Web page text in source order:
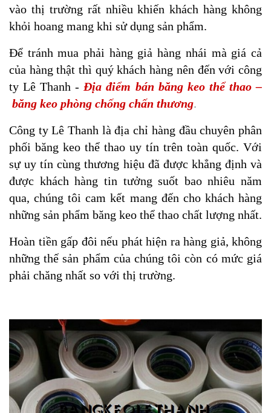
vào thị trường rất nhiều khiến khách hàng không
khỏi hoang mang khi sử dụng sản phẩm.
Để tránh mua phải hàng giả hàng nhái mà giá cả
của hàng thật thì quý khách hàng nên đến với công
ty Lê Thanh - Địa điểm bán băng keo thể thao –
băng keo phòng chống chấn thương.
Công ty Lê Thanh là địa chỉ hàng đầu chuyên phân
phối băng keo thể thao uy tín trên toàn quốc. Với
sự uy tín cùng thương hiệu đã được khẳng định và
được khách hàng tin tưởng suốt bao nhiêu năm
qua, chúng tôi cam kết mang đến cho khách hàng
những sản phẩm băng keo thể thao chất lượng nhất.
Hoàn tiền gấp đôi nếu phát hiện ra hàng giả, không
những thế sản phẩm của chúng tôi còn có mức giá
phải chăng nhất so với thị trường.